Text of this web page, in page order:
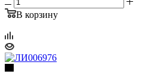
В корзину